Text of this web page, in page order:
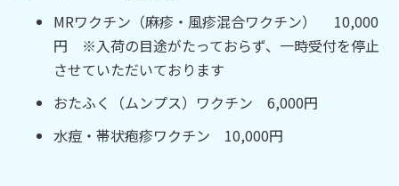
MRワクチン（麻疹・風疹混合ワクチン） 10,000
円 ※入荷の目途がたっておらず、一時受付を停止
させていただいております
おたふく（ムンプス）ワクチン 6,000円
水痘・帯状疱疹ワクチン 10,000円